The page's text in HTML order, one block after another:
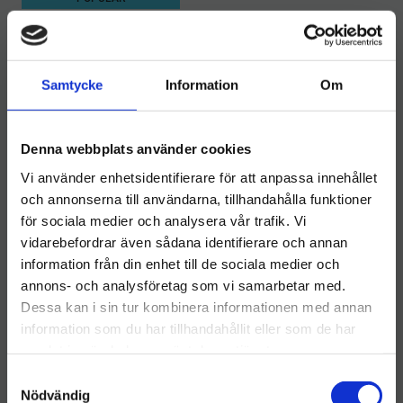
Samtycke Information Om
Denna webbplats använder cookies
Vi använder enhetsidentifierare för att anpassa innehållet
och annonserna till användarna, tillhandahålla funktioner
för sociala medier och analysera vår trafik. Vi
vidarebefordrar även sådana identifierare och annan
information från din enhet till de sociala medier och
annons- och analysföretag som vi samarbetar med.
Dessa kan i sin tur kombinera informationen med annan
information som du har tillhandahållit eller som de har
Nödvändig
Activa Bio Drain Force
5L
Tar bort dålig lukt
799 kr
Lägg till i önskelista
INFO
Välkommen till hygieneleeds.se
Vill du handla som företag eller privatperson?
FÖRETAG